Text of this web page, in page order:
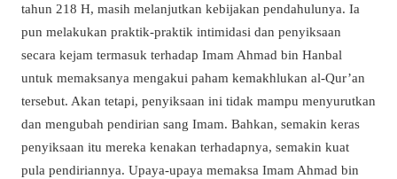
tahun 218 H, masih melanjutkan kebijakan pendahulunya. Ia
pun melakukan praktik-praktik intimidasi dan penyiksaan
secara kejam termasuk terhadap Imam Ahmad bin Hanbal
untuk memaksanya mengakui paham kemakhlukan al-Qur’an
tersebut. Akan tetapi, penyiksaan ini tidak mampu menyurutkan
dan mengubah pendirian sang Imam. Bahkan, semakin keras
penyiksaan itu mereka kenakan terhadapnya, semakin kuat
pula pendiriannya. Upaya-upaya memaksa Imam Ahmad bin